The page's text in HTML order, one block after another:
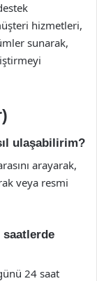
hizmetleri,
sunarak,
ulaşabilirim?
arayarak,
veya resmi
24 saat